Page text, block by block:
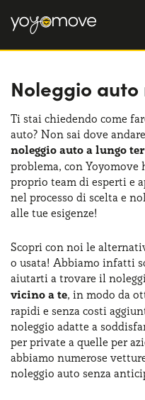
OFFERTE NOLEGGIO
Privati
Aziende e P.IVA
OFFERTE NOLEGGIO
AUTO USATE
CHI SIAMO
La nostra storia
Lavora con noi
COME FUNZIONA
PERCHÉ CONVIENE
Serve assistenza?
Noleggio
Ti stai chiedendo come
auto? Non sai dove
noleggio auto a lungo
problema, con Yoyomove
proprio team di esperti e
nel processo di scelta e
alle tue esigenze!
Scopri con noi le
o usata! Abbiamo infatti
aiutarti a trovare il
vicino a te, in modo da
rapidi e senza costi
noleggio adatte a
per private a quelle per
abbiamo numerose
noleggio auto senza